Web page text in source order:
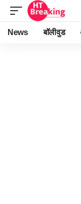
News बॉलीवुड